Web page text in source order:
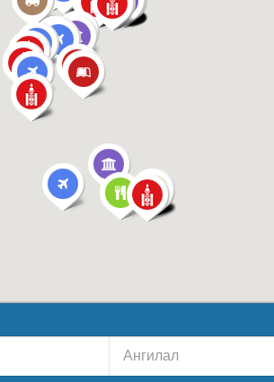
Ангилал